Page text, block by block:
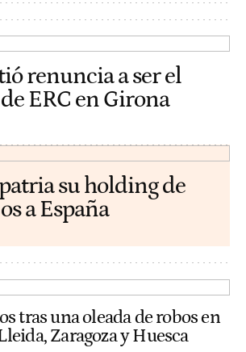
renuncia a ser el
ERC en Girona
su holding de
a España
tras una oleada de robos en
Zaragoza y Huesca